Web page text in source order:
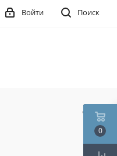
Поиск
Войти
0